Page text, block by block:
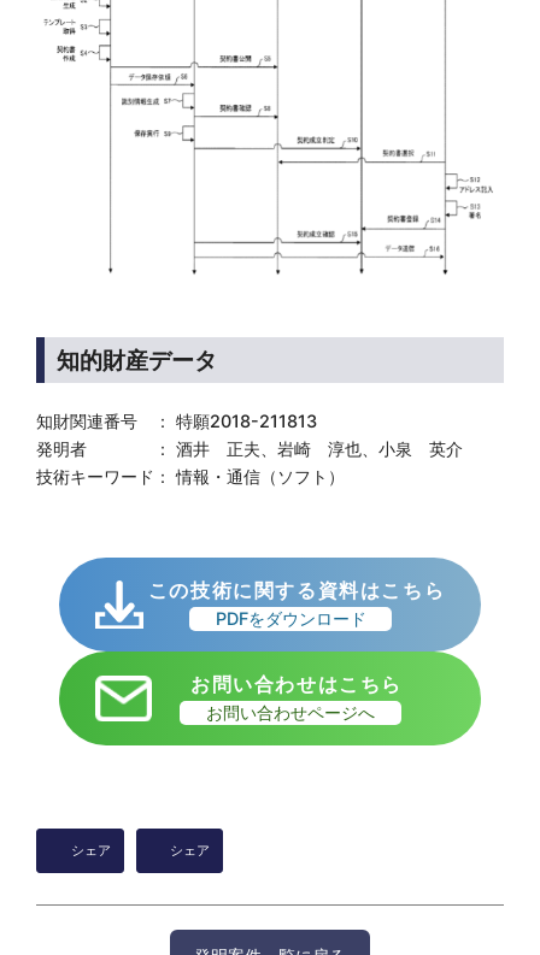
知的財産データ
知財関連番号 ： 特願2018-211813
発明者 ： 酒井 正夫、岩崎 淳也、小泉 英介
技術キーワード： 情報・通信（ソフト）
この技術に関する資料はこちら
PDFをダウンロード
お問い合わせはこちら
お問い合わせページへ
シェア シェア